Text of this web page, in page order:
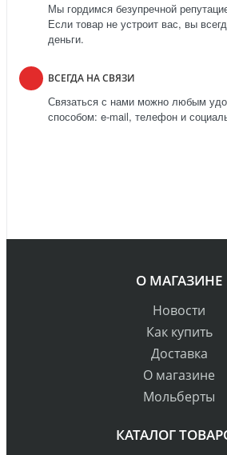
Мы гордимся безупречной
Если товар не устроит вас, вы
деньги.
ВСЕГДА НА СВЯЗИ
Связаться с нами можно любым
способом: e-mail, телефон и
О МАГАЗИНЕ
Новости
Как купить
Доставка
О магазине
Мольберты
КАТАЛОГ